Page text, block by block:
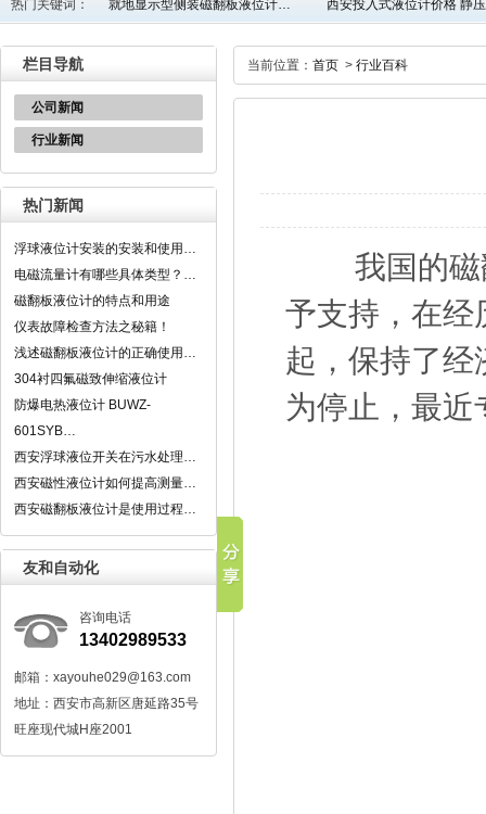
热门关键词： 就地显示型侧装磁翻板液位计… 西安投入式液位计价格 静
栏目导航
公司新闻
行业新闻
热门新闻
浮球液位计安装的安装和使用…
电磁流量计有哪些具体类型？…
磁翻板液位计的特点和用途
仪表故障检查方法之秘籍！
浅述磁翻板液位计的正确使用…
304衬四氟磁致伸缩液位计
防爆电热液位计 BUWZ-
601SYB…
西安浮球液位开关在污水处理…
西安磁性液位计如何提高测量…
西安磁翻板液位计是使用过程…
友和自动化
咨询电话
13402989533
邮箱：xayouhe029@163.com
地址：西安市高新区唐延路35号
旺座现代城H座2001
当前位置： 首页 > 行业百科
我国的磁翻
予支持，在经
起，保持了
为停止，最